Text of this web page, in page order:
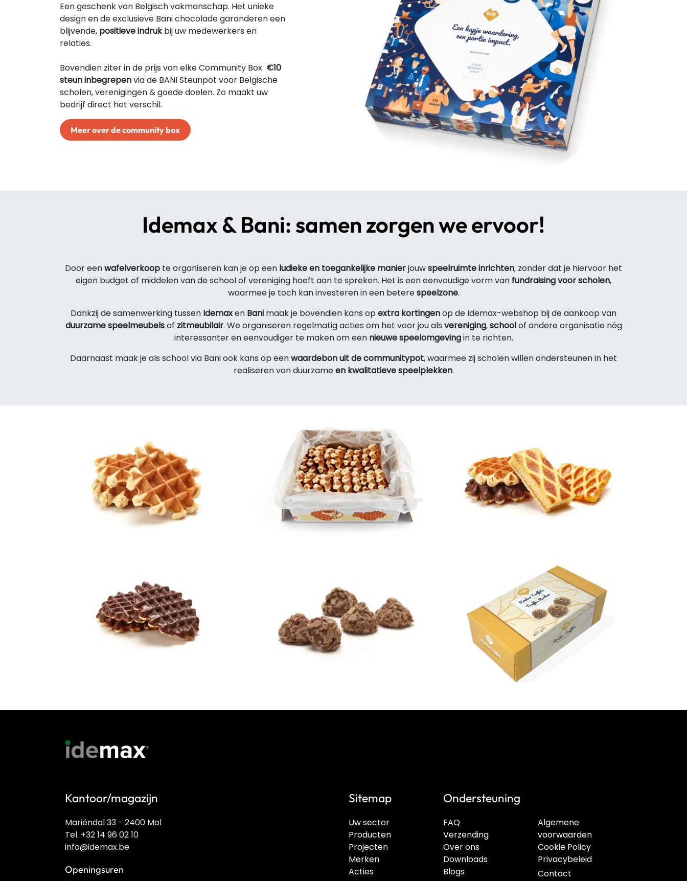
Een geschenk van Belgisch vakmanschap. Het unieke
design en de exclusieve Bani chocolade garanderen een
blijvende, positieve indrukbij uw medewerkers en
relaties.
Bovendien ziter in de prijs van elke Community Box €10
steun inbegrepenvia de BANI Steunpot voor Belgische
scholen, verenigingen & goede doelen. Zo maakt uw
bedrijf direct het verschil.
Meer over de community box
Idemax & Bani: samen zorgen we ervoor!
Door eenwafelverkoop te organiseren kan je op een ludieke en toegankelijke manierjouwspeelruimte inrichten, zonder dat je hiervoor het
eigen budget of middelen van de school of vereniging hoeft aan te spreken. Het is een eenvoudige vorm van fundraising voor scholen,
waarmee je toch kan investeren in een beterespeelzone.
Dankzij de samenwerking tussen Idemaxen Bani maak je bovendien kans op extra kortingenop de Idemax-webshop bij de aankoop van
duurzame speelmeubelsof zitmeubilair. We organiseren regelmatig acties om het voor jou als vereniging,schoolof andere organisatie nóg
interessanter en eenvoudiger te maken om een nieuwe speelomgevingin te richten.
Daarnaast maak je als school via Bani ook kans op eenwaardebon uit de communitypot, waarmee zij scholen willen ondersteunen in het
realiseren van duurzameen kwalitatieve speelplekken.
Kantoor/magazijn
Algemene
voorwaarden
Cookie Policy
Privacybeleid
FAQ
Verzending
Over ons
Downloads
Blogs
Ondersteuning
Uw sector
Producten
Projecten
Merken
Acties
Sitemap
Contact
Mariëndal 33 - 2400 Mol
Tel. +32 14 96 02 10
info@idemax.be
Openingsuren